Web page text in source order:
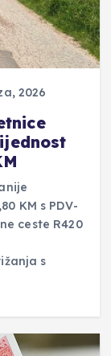
2026
KM s PDV-
ceste R420
s